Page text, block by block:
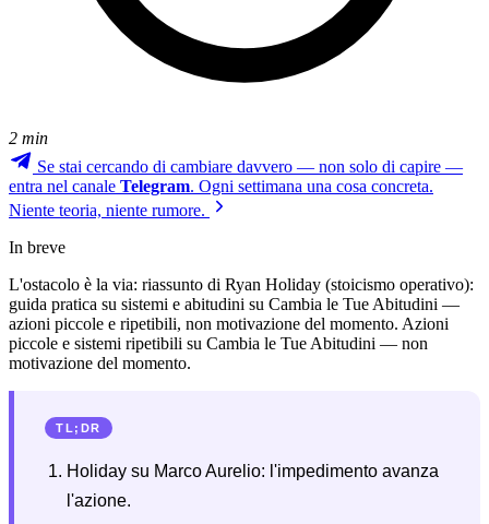
2 min
Se stai cercando di cambiare davvero — non solo di capire —
entra nel canale Telegram. Ogni settimana una cosa concreta.
Niente teoria, niente rumore.
In breve
L'ostacolo è la via: riassunto di Ryan Holiday (stoicismo operativo):
guida pratica su sistemi e abitudini su Cambia le Tue Abitudini —
azioni piccole e ripetibili, non motivazione del momento. Azioni
piccole e sistemi ripetibili su Cambia le Tue Abitudini — non
motivazione del momento.
TL;DR
Holiday su Marco Aurelio: l'impedimento avanza
l'azione.